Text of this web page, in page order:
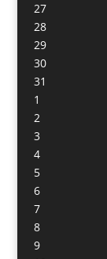
27
28
29
30
31
1
2
3
4
5
6
7
8
9